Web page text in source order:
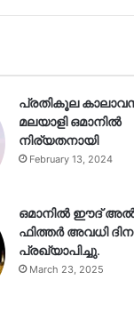
പ്രതികൂല
മലയാളി ഒമാനിൽ
നിര്യതനായി
February 13, 2024
ഒമാനിൽ ഈദ്
ഫിത്തർ അവധി
പ്രഖ്യാപിച്ചു.
March 23, 2025